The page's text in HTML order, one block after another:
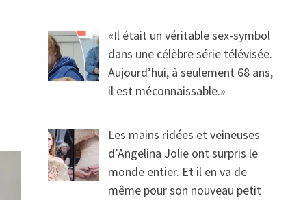
«Il était un véritable sex-symbol
dans une célèbre série télévisée.
Aujourd’hui, à seulement 68 ans,
il est méconnaissable.»
Les mains ridées et veineuses
d’Angelina Jolie ont surpris le
monde entier. Et il en va de
même pour son nouveau petit